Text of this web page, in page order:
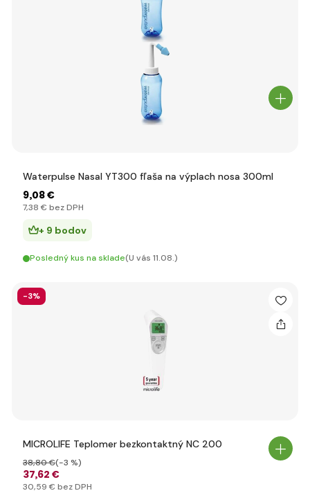
Waterpulse Nasal YT300 fľaša na výplach nosa 300ml
9,08 €
7,38 € bez DPH
+ 9 bodov
Posledný kus na sklade(U vás 11.08.)
-3%
MICROLIFE Teplomer bezkontaktný NC 200
37,62 €
38,80 €(-3 %)
30,59 € bez DPH